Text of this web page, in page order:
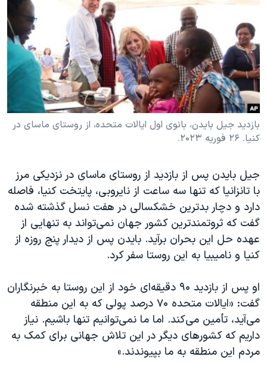
فرهنگ و زندگی
حقوق شهروندی
اقتصادی
علم و فناوری
اسرائیل در جنگ
آرشیو پخش زنده
انتخابات ریاست جمهوری آمریکا ۲۰۲۴
حمله جمهوری اسلامی به اسرائیل
رمز مهسا
ورزش زنان در ایران
مجموعه مستندهای دادخواهی
دادگاه حمید نوری
چهل سال گروگان‌گیری
قانون شفافیت دارائی کادر رهبری ایران
اعتراضات مردمی آبان ۹۸
نرگس محمدی برنده جایزه نوبل صلح
همایش محافظه‌کاران آمریکا «سی‌پک»
صفحه‌های ویژه
سفر پرزیدنت ترامپ به چین
زبانهای مختلف
بازدید جیل بایدن، بانوی اول ایالات متحده، از روستای ماسای در
کنیا. ۲۶ فوریه ۲۰۲۳.
جیل بایدن پس از بازدید از روستای ماسای در نزدیکی مرز
با تانزانیا که تنها سه ساعت از نایروبی، پایتخت کنیا، فاصله
دارد و دچار بدترین خشکسالی در هفت نسل گذشته شده
گفت که ثروتمندترین کشور جهان نمی‌تواند به تنهایی از
عهده حل این بحران برآید. بایدن پس از دیدار پنج روزه از
کنیا و نامیبیا به این روستا سفر کرد.
او پس از بازدید ۹۰ دقیقه‌ای خود از این روستا به خبرنگاران
گفت: «ایالات متحده ۷۰ درصد پولی که به این منطقه
می‌آید، تأمین می‌کند. اما ما نمی‌توانیم تنها باشیم. نیاز
داریم که کشورهای دیگر در این تلاش جهانی برای کمک به
مردم این منطقه به ما بپیوندند.»